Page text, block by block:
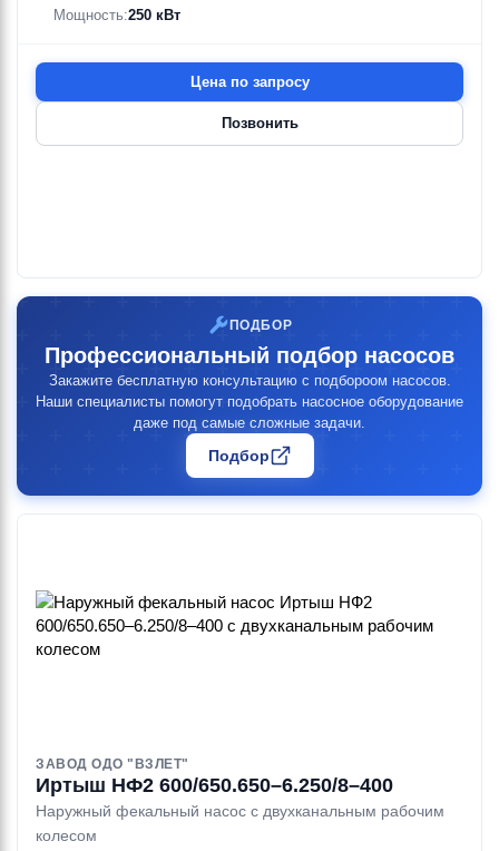
Мощность:250 кВт
Цена по запросу
Позвонить
ПОДБОР
Профессиональный подбор насосов
Закажите бесплатную консультацию с подбороом насосов.
Наши специалисты помогут подобрать насосное оборудование
даже под самые сложные задачи.
Подбор
ЗАВОД ОДО "ВЗЛЕТ"
Иртыш НФ2 600/650.650–6.250/8–400
Наружный фекальный насос с двухканальным рабочим
колесом